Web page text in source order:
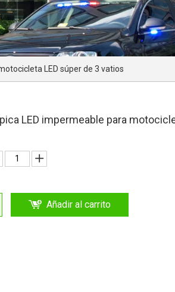
LED súper de 3 vatios
LED impermeable para
Añadir al carrito